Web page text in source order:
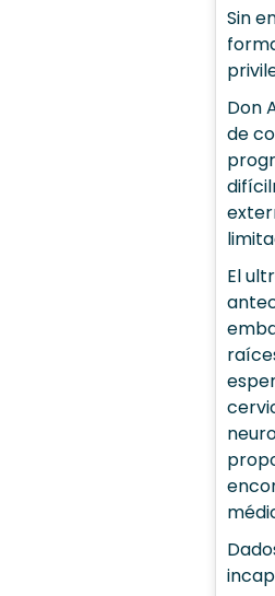
Sin
Don
de
El